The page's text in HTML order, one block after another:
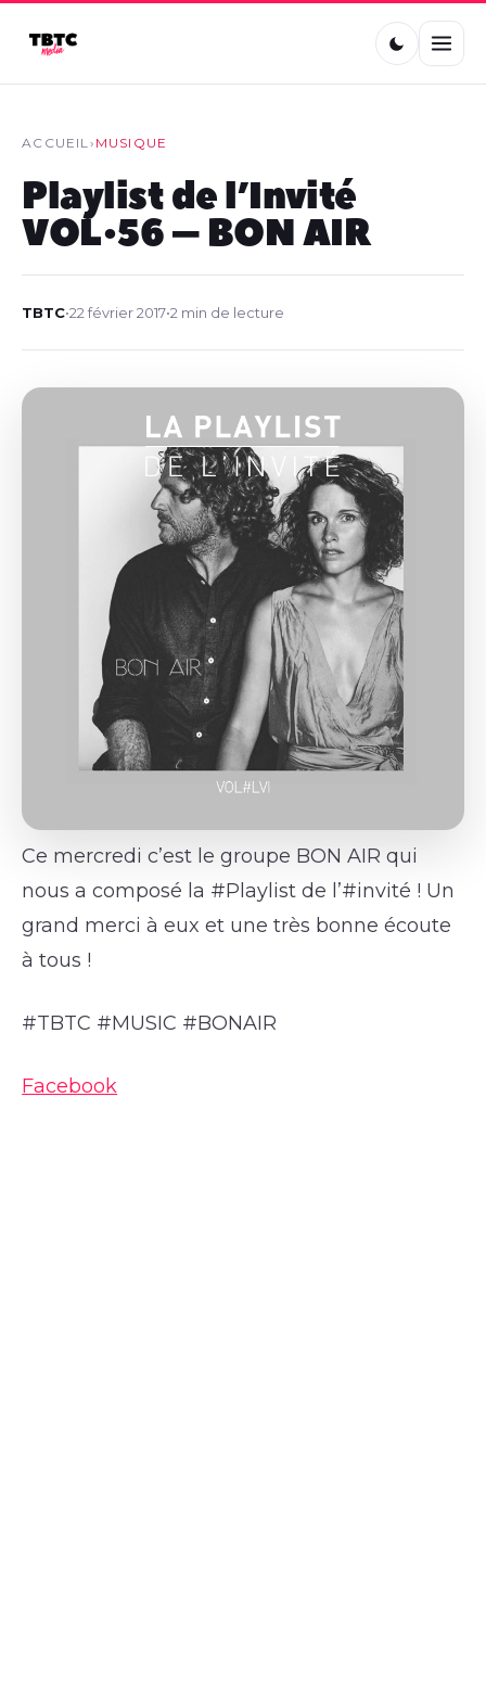
ACCUEIL› MUSIQUE
Playlist de l’Invité
VOL•56 – BON AIR
TBTC•22 février 2017•2 min de lecture
Ce mercredi c’est le groupe BON AIR qui
nous a composé la #Playlist de l’#invité ! Un
grand merci à eux et une très bonne écoute
à tous !
#TBTC #MUSIC #BONAIR
Facebook